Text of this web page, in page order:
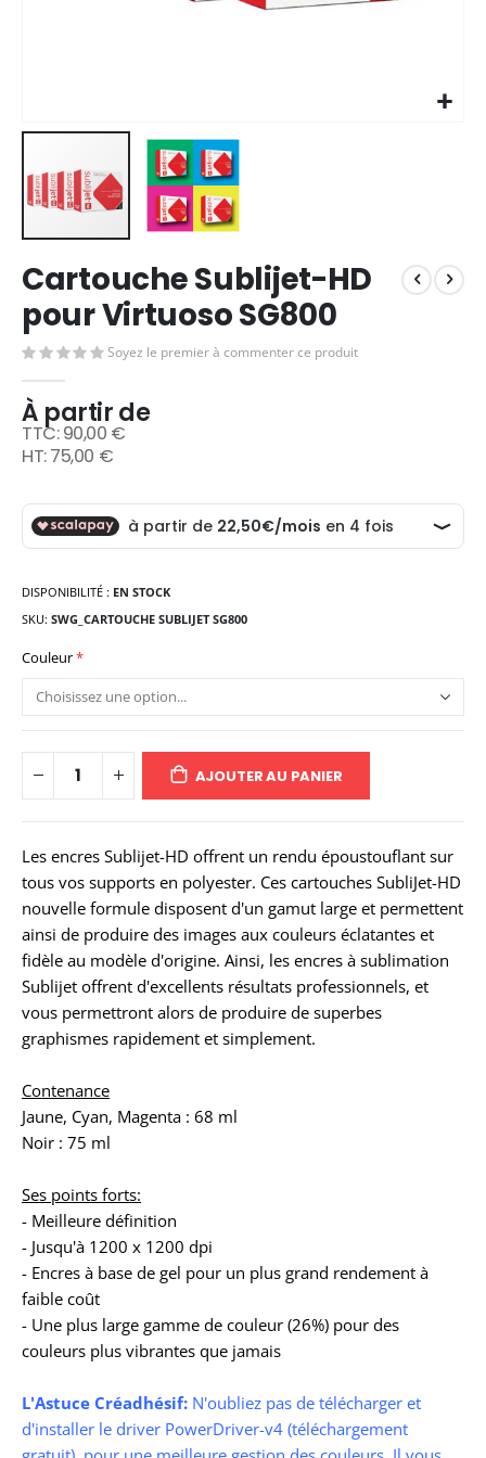
to
the
beginning
of
the
images
gallery
Cartouche Sublijet-HD
pour Virtuoso SG800
Soyez le premier à commenter ce produit
À partir de
90,00 €
75,00 €
DISPONIBILITÉ : EN STOCK
SKU SWG_CARTOUCHE SUBLIJET SG800
Couleur
AJOUTER AU PANIER
Les encres Sublijet-HD offrent un rendu époustouflant sur
tous vos supports en polyester. Ces cartouches SubliJet-HD
nouvelle formule disposent d'un gamut large et permettent
ainsi de produire des images aux couleurs éclatantes et
fidèle au modèle d'origine. Ainsi, les encres à sublimation
Sublijet offrent d'excellents résultats professionnels, et
vous permettront alors de produire de superbes
graphismes rapidement et simplement.
Contenance
Jaune, Cyan, Magenta : 68 ml
Noir : 75 ml
Ses points forts:
- Meilleure définition
- Jusqu'à 1200 x 1200 dpi
- Encres à base de gel pour un plus grand rendement à
faible coût
- Une plus large gamme de couleur (26%) pour des
couleurs plus vibrantes que jamais
L'Astuce Créadhésif: N'oubliez pas de télécharger et
d'installer le driver PowerDriver-v4 (téléchargement